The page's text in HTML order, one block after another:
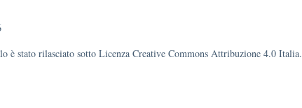
è stato rilasciato sotto Licenza Creative Commons Attribuzione 4.0 Italia.